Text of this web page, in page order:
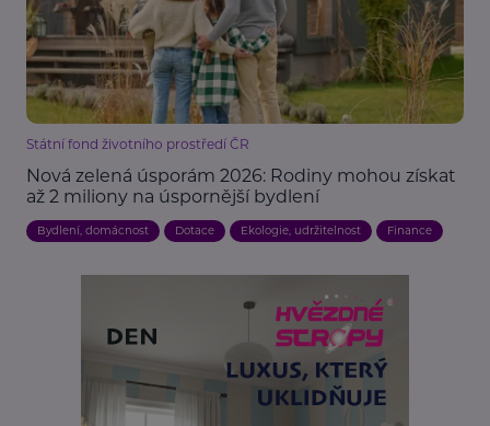
Státní fond životního prostředí ČR
Nová zelená úsporám 2026: Rodiny mohou získat
až 2 miliony na úspornější bydlení
Bydlení, domácnost Dotace Ekologie, udržitelnost Finance